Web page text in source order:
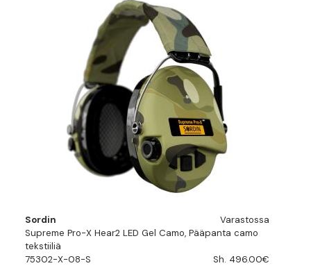
Sordin
Varastossa
Supreme Pro-X Hear2 LED Gel Camo, Pääpanta camo
tekstiiliä
75302-X-08-S
Sh. 496.00€